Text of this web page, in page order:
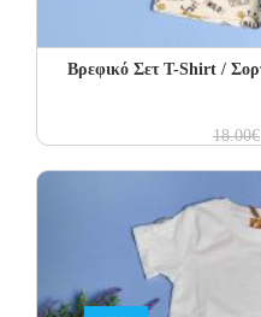
Βρεφικό Σετ Τ-Shirt /
18.00€